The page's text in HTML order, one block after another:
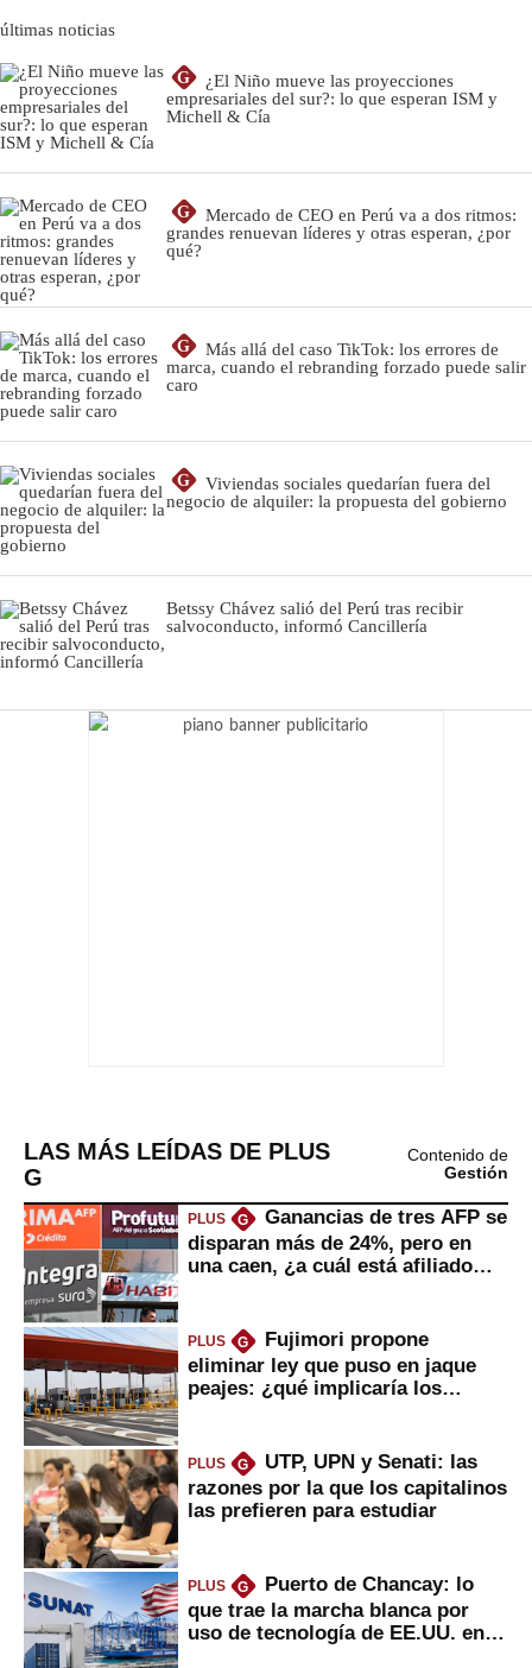
últimas noticias
G
¿El Niño mueve las proyecciones
empresariales del sur?: lo que esperan ISM y
Michell & Cía
G
Mercado de CEO en Perú va a dos ritmos:
grandes renuevan líderes y otras esperan, ¿por
qué?
G
Más allá del caso TikTok: los errores de
marca, cuando el rebranding forzado puede salir
caro
G
Viviendas sociales quedarían fuera del
negocio de alquiler: la propuesta del gobierno
Betssy Chávez salió del Perú tras recibir
salvoconducto, informó Cancillería
LAS MÁS LEÍDAS DE PLUS
G
Contenido de
Gestión
PLUS G
Ganancias de tres AFP se
disparan más de 24%, pero en
una caen, ¿a cuál está afiliado
PLUS G
Fujimori propone
eliminar ley que puso en jaque
peajes: ¿qué implicaría los
PLUS G
UTP, UPN y Senati: las
razones por la que los capitalinos
las prefieren para estudiar
PLUS G
Puerto de Chancay: lo
que trae la marcha blanca por
uso de tecnología de EE.UU. en